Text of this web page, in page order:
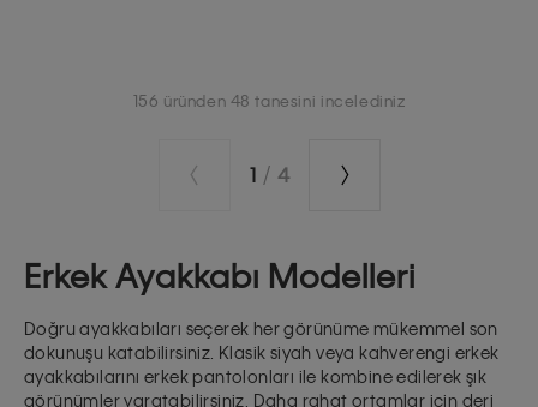
156 üründen 48 tanesini incelediniz
1 / 4
Erkek Ayakkabı Modelleri
Doğru ayakkabıları seçerek her görünüme mükemmel son
dokunuşu katabilirsiniz. Klasik siyah veya kahverengi erkek
ayakkabılarınıerkek pantolonları ile kombine edilerek şık
görünümler yaratabilirsiniz. Daha rahat ortamlar için deri